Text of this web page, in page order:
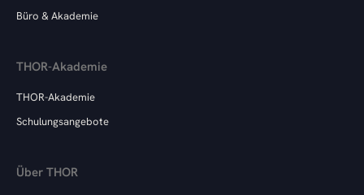
Büro & Akademie
THOR-Akademie
THOR-Akademie
Schulungsangebote
Über THOR